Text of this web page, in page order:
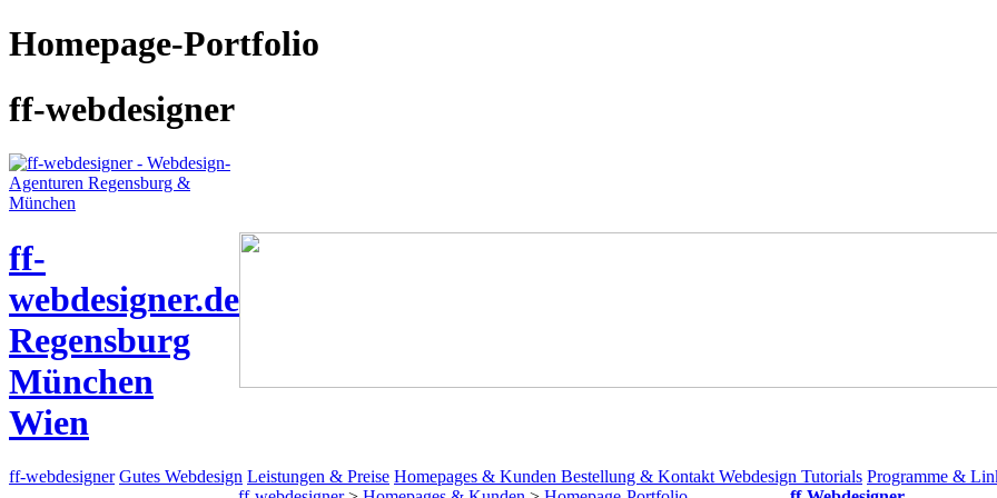
Homepage-Portfolio
ff-webdesigner
ff-
webdesigner.de
Regensburg
München
Wien
ff-webdesigner Gutes Webdesign Leistungen & Preise Homepages & Kunden Bestellung & Kontakt Webdesign Tutorials Programme &